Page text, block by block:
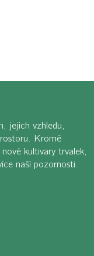
jejich vzhledu,
Kromě
kultivary trvalek,
naší pozornosti.